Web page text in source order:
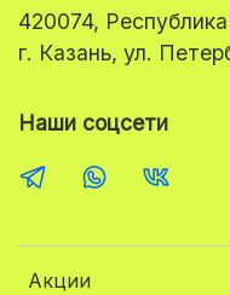
Акции
420074,
г. Казань, ул.
Наши соцсети